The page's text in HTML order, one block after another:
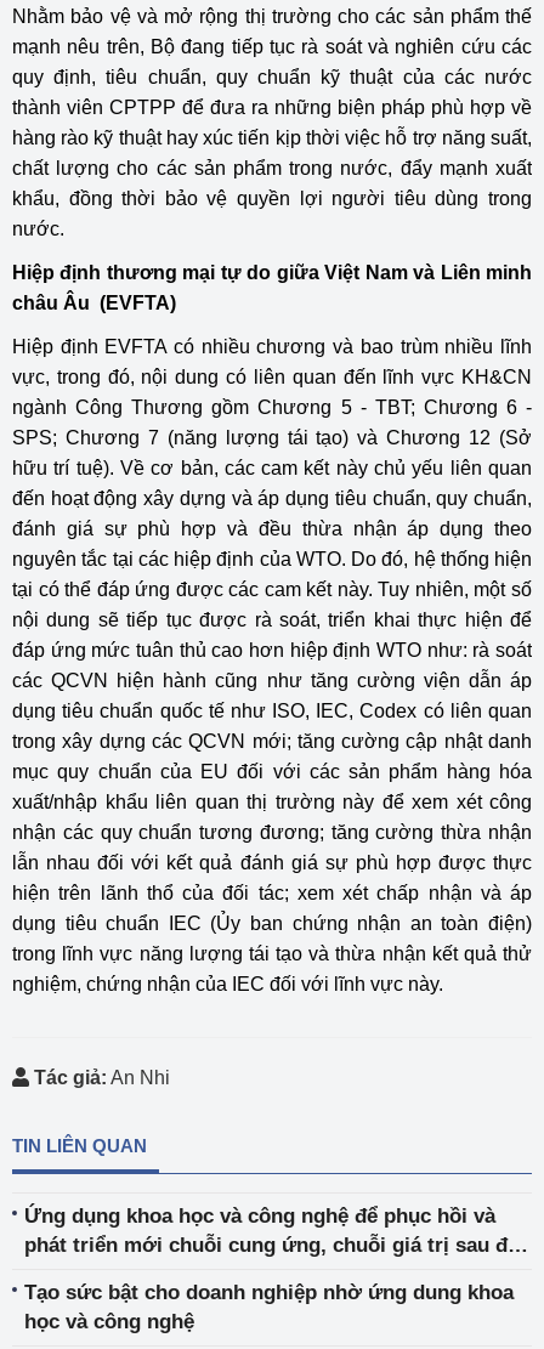
Nhằm bảo vệ và mở rộng thị trường cho các sản phẩm thế
mạnh nêu trên, Bộ đang tiếp tục rà soát và nghiên cứu các
quy định, tiêu chuẩn, quy chuẩn kỹ thuật của các nước
thành viên CPTPP để đưa ra những biện pháp phù hợp về
hàng rào kỹ thuật hay xúc tiến kịp thời việc hỗ trợ năng suất,
chất lượng cho các sản phẩm trong nước, đẩy mạnh xuất
khẩu, đồng thời bảo vệ quyền lợi người tiêu dùng trong
nước.
Hiệp định thương mại tự do giữa Việt Nam và Liên minh
châu Âu (EVFTA)
Hiệp định EVFTA có nhiều chương và bao trùm nhiều lĩnh
vực, trong đó, nội dung có liên quan đến lĩnh vực KH&CN
ngành Công Thương gồm Chương 5 - TBT; Chương 6 -
SPS; Chương 7 (năng lượng tái tạo) và Chương 12 (Sở
hữu trí tuệ). Về cơ bản, các cam kết này chủ yếu liên quan
đến hoạt động xây dựng và áp dụng tiêu chuẩn, quy chuẩn,
đánh giá sự phù hợp và đều thừa nhận áp dụng theo
nguyên tắc tại các hiệp định của WTO. Do đó, hệ thống hiện
tại có thể đáp ứng được các cam kết này. Tuy nhiên, một số
nội dung sẽ tiếp tục được rà soát, triển khai thực hiện để
đáp ứng mức tuân thủ cao hơn hiệp định WTO như: rà soát
các QCVN hiện hành cũng như tăng cường viện dẫn áp
dụng tiêu chuẩn quốc tế như ISO, IEC, Codex có liên quan
trong xây dựng các QCVN mới; tăng cường cập nhật danh
mục quy chuẩn của EU đối với các sản phẩm hàng hóa
xuất/nhập khẩu liên quan thị trường này để xem xét công
nhận các quy chuẩn tương đương; tăng cường thừa nhận
lẫn nhau đối với kết quả đánh giá sự phù hợp được thực
hiện trên lãnh thổ của đối tác; xem xét chấp nhận và áp
dụng tiêu chuẩn IEC (Ủy ban chứng nhận an toàn điện)
trong lĩnh vực năng lượng tái tạo và thừa nhận kết quả thử
nghiệm, chứng nhận của IEC đối với lĩnh vực này.
Tác giả: An Nhi
TIN LIÊN QUAN
Ứng dụng khoa học và công nghệ để phục hồi và
phát triển mới chuỗi cung ứng, chuỗi giá trị sau đại
Tạo sức bật cho doanh nghiệp nhờ ứng dung khoa
học và công nghệ